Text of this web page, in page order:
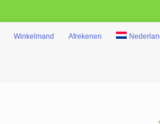
Winkelmand Afrekenen